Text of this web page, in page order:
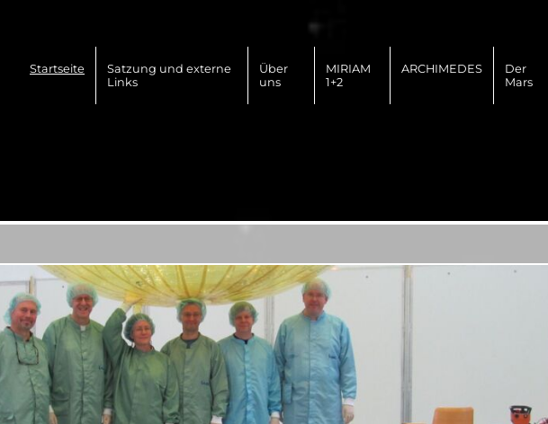
überspringen
Startseite
Satzung und externe
Links
Über
uns
MIRIAM
1+2
ARCHIMEDES
Der
Mars